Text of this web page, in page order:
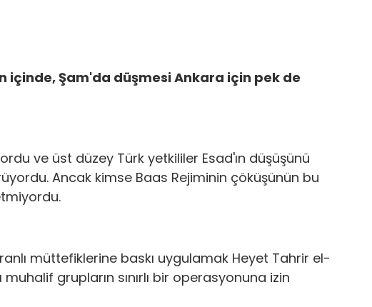
içinde, Şam'da düşmesi Ankara için pek de
ve üst düzey Türk yetkililer Esad'ın düşüşünü
Ancak kimse Baas Rejiminin çöküşünün bu
müttefiklerine baskı uygulamak Heyet Tahrir el-
muhalif grupların sınırlı bir operasyonuna izin